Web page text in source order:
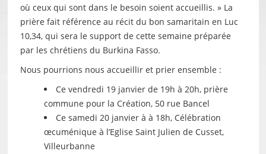
où ceux qui sont dans le besoin soient accueillis. » La
prière fait référence au récit du bon samaritain en Luc
10,34, qui sera le support de cette semaine préparée
par les chrétiens du Burkina Fasso.
Nous pourrions nous accueillir et prier ensemble :
Ce vendredi 19 janvier de 19h à 20h, prière
commune pour la Création, 50 rue Bancel
Ce samedi 20 janvier à à 18h, Célébration
œcuménique à l’Eglise Saint Julien de Cusset,
Villeurbanne